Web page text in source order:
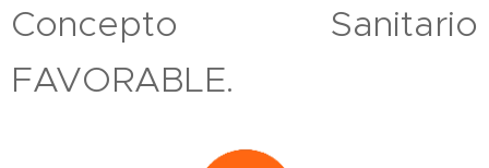
Concepto Sanitario
FAVORABLE.